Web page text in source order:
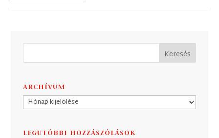
ARCHÍVUM
Archívum
LEGUTÓBBI HOZZÁSZÓLÁSOK